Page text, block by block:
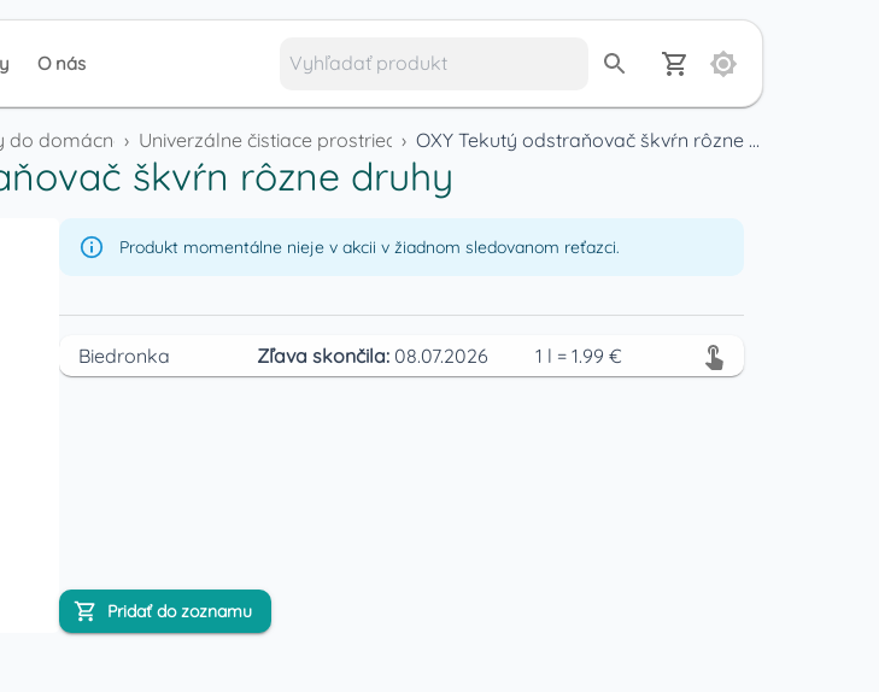
O nás
do domácnosti
› Univerzálne čistiace prostriedky
› OXY Tekutý odstraňovač škvŕn rôzne druhy
škvŕn rôzne druhy
Produkt momentálne nieje v akcii v žiadnom sledovanom reťazci.
Biedronka Zľava skončila: 08.07.2026 1 l = 1.99 €
Pridať do zoznamu